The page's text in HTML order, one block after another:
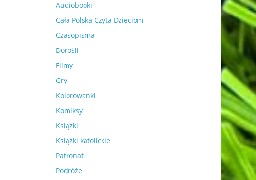
Audiobooki
Cała Polska Czyta Dzieciom
Czasopisma
Dorośli
Filmy
Gry
Kolorowanki
Komiksy
Książki
Książki katolickie
Patronat
Podróże